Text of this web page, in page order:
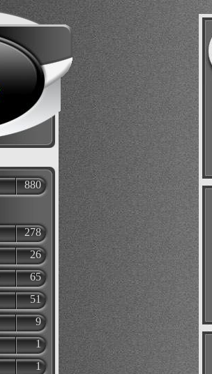
880
278
26
65
51
9
1
1